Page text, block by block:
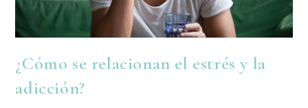
¿Cómo se relacionan el estrés y la
adicción?